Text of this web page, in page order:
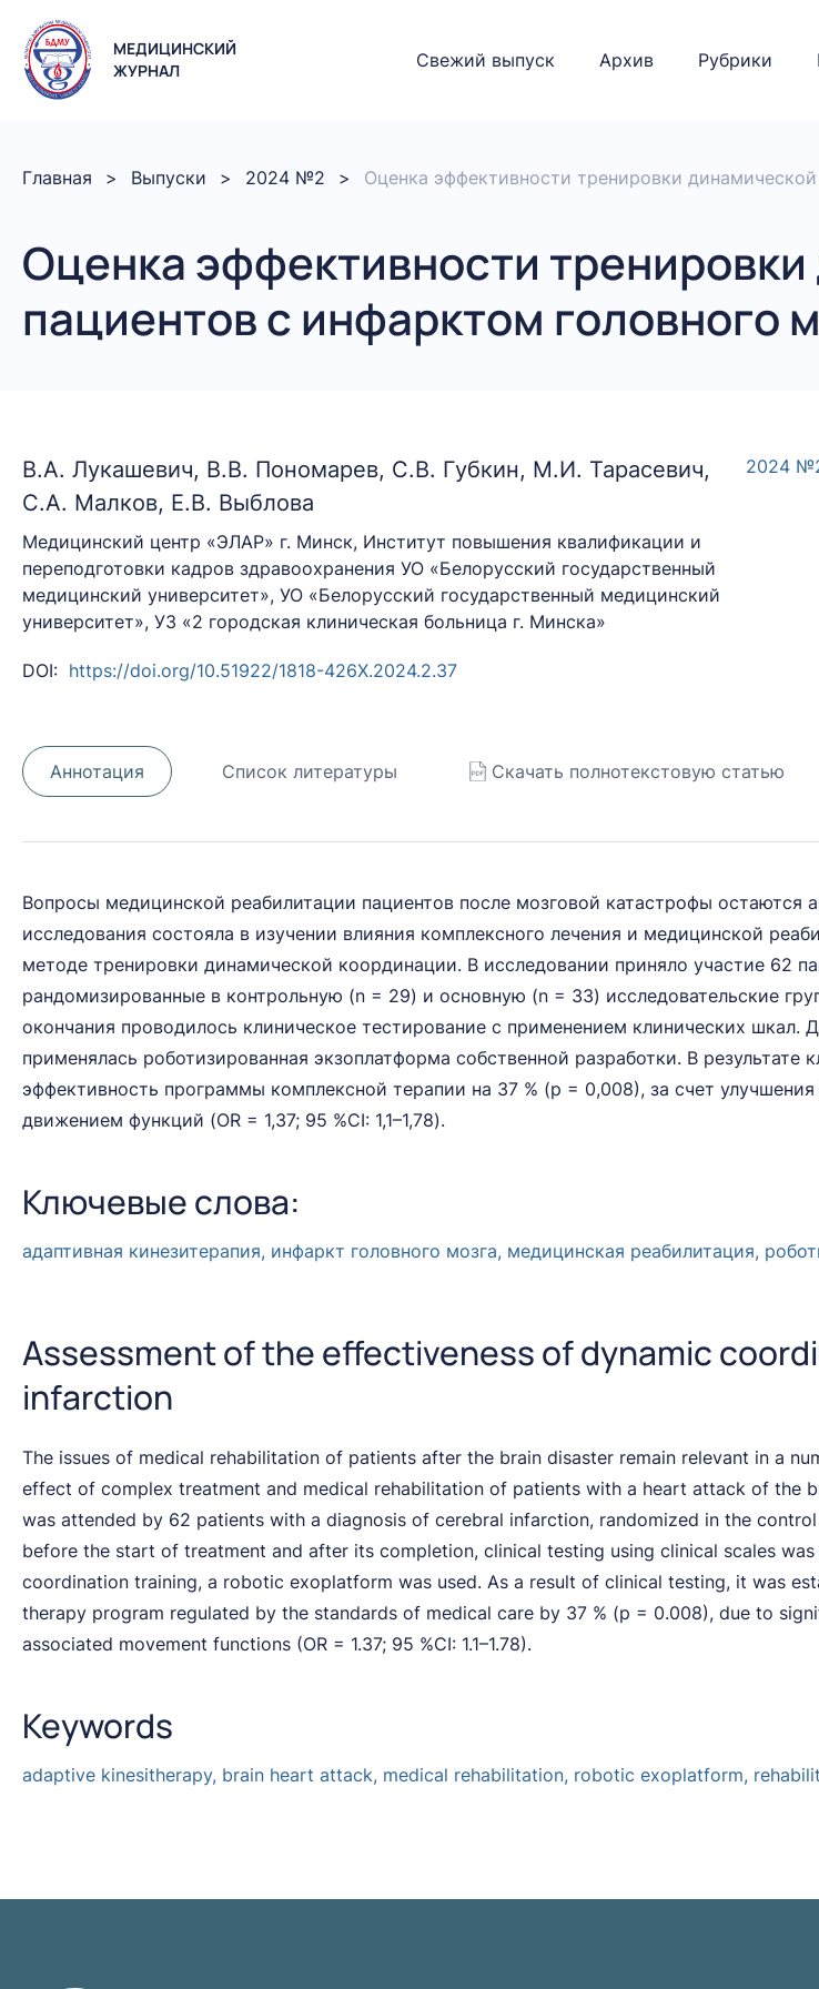
МЕДИЦИНСКИЙ
ЖУРНАЛ
Свежий выпуск Архив Рубрики
Главная Выпуски 2024 №2 Оценка эффективности тренировки
Оценка эффективности
пациентов с инфарктом головного
В.А. Лукашевич, В.В. Пономарев, С.В. Губкин, М.И. Тарасевич,
С.А. Малков, Е.В. Выблова
Медицинский центр «ЭЛАР» г. Минск, Институт повышения квалификации и
переподготовки кадров здравоохранения УО «Белорусский государственный
медицинский университет», УО «Белорусский государственный медицинский
университет», УЗ «2 городская клиническая больница г. Минска»
DOI: https://doi.org/10.51922/1818-426X.2024.2.37
2024
Аннотация Список литературы Скачать полнотекстовую статью
Вопросы медицинской реабилитации пациентов после мозговой катастрофы остаются
исследования состояла в изучении влияния комплексного лечения и медицинской
методе тренировки динамической координации. В исследовании приняло участие 62
рандомизированные в контрольную (n = 29) и основную (n = 33) исследовательские
окончания проводилось клиническое тестирование с применением клинических
применялась роботизированная экзоплатформа собственной разработки. В
эффективность программы комплексной терапии на 37 % (р = 0,008), за счет
движением функций (OR = 1,37; 95 %CI: 1,1–1,78).
Ключевые слова:
адаптивная кинезитерапия, инфаркт головного мозга, медицинская реабилитация,
Assessment of the effectiveness of dynamic
infarction
The issues of medical rehabilitation of patients after the brain disaster remain relevant in a
effect of complex treatment and medical rehabilitation of patients with a heart attack of the
was attended by 62 patients with a diagnosis of cerebral infarction, randomized in the
before the start of treatment and after its completion, clinical testing using clinical scales
coordination training, a robotic exoplatform was used. As a result of clinical testing, it was
therapy program regulated by the standards of medical care by 37 % (p = 0.008), due to
associated movement functions (OR = 1.37; 95 %CI: 1.1–1.78).
Keywords
adaptive kinesitherapy, brain heart attack, medical rehabilitation, robotic exoplatform,